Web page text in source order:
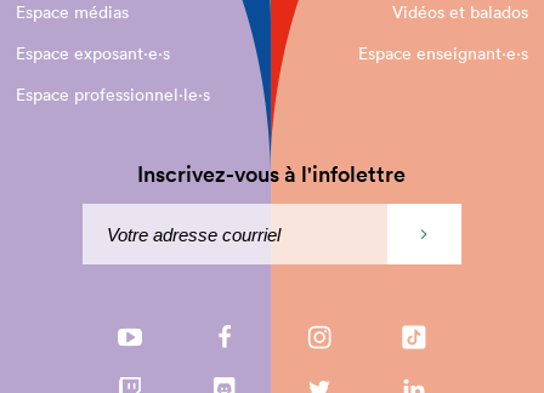
Espace médias
Vidéos et balados
Espace exposant·e⋅s
Espace enseignant·e⋅s
Espace professionnel·le⋅s
Inscrivez-vous à l'infolettre